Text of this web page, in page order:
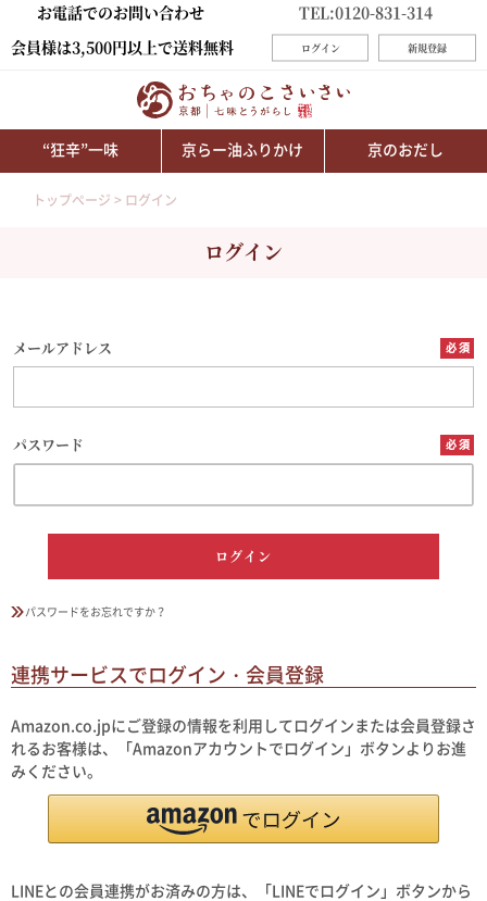
お電話でのお問い合わせ
TEL:0120-831-314
会員様は3,500円以上で送料無料
ログイン 新規登録
“狂辛”一味 京らー油ふりかけ 京のおだし
トップページ ログイン
ログイン
メールアドレス
パスワード
ログイン
パスワードをお忘れですか？
連携サービスでログイン・会員登録
Amazon.co.jpにご登録の情報を利用してログインまたは会員登録さ
れるお客様は、「Amazonアカウントでログイン」ボタンよりお進
みください。
LINEとの会員連携がお済みの方は、「LINEでログイン」ボタンから